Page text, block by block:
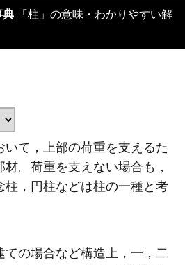
典
て，上部の荷重を支えるた
。荷重を支えない場合も，
柱，円柱などは柱の一種と考
ての場合など構造上，一，二